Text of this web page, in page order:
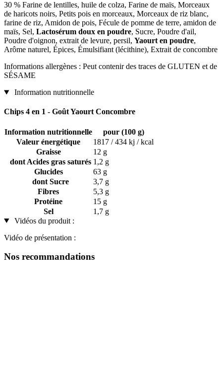
30 % Farine de lentilles, huile de colza, Farine de maïs, Morceaux
de haricots noirs, Petits pois en morceaux, Morceaux de riz blanc,
farine de riz, Amidon de pois, Fécule de pomme de terre, amidon de
maïs, Sel, Lactosérum doux en poudre, Sucre, Poudre d'ail,
Poudre d'oignon, extrait de levure, persil, Yaourt en poudre,
Arôme naturel, Épices, Émulsifiant (lécithine), Extrait de concombre
Informations allergènes : Peut contenir des traces de GLUTEN et de
SÉSAME
Information nutritionnelle
Chips 4 en 1 - Goût Yaourt Concombre
Information nutritionnelle
pour (100 g)
Valeur énergétique
1817 / 434 kj / kcal
Graisse
12 g
dont Acides gras saturés 1,2 g
Glucides
63 g
dont Sucre
3,7 g
Fibres
5,3 g
Protéine
15 g
Sel
1,7 g
Vidéos du produit :
Vidéo de présentation :
Nos recommandations